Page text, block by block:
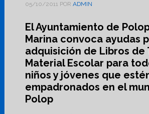
05/10/2011 POR ADMIN
El Ayuntamiento de
Marina convoca ayudas
adquisición de Libros
Material Escolar para
niños y jóvenes que
empadronados en el
Polop